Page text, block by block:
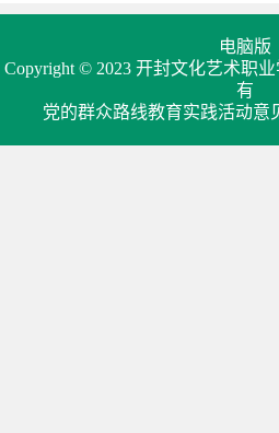
电脑版
Copyright © 2023 开封文化艺术职
有
党的群众路线教育实践活动意